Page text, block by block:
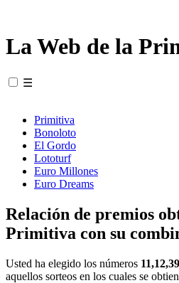
La Web de la
☰
Primitiva
Bonoloto
El Gordo
Lototurf
Euro Millones
Euro Dreams
Relación de premios
Primitiva con su
Usted ha elegido los números
aquellos sorteos en los cuales se